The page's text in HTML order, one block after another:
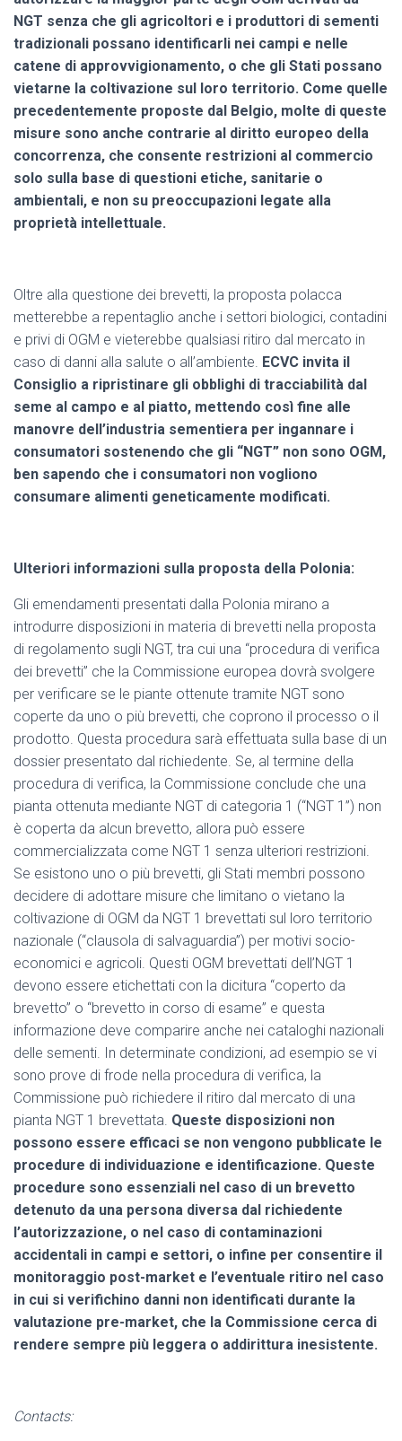
NGT senza che gli agricoltori e i produttori di sementi
tradizionali possano identificarli nei campi e nelle
catene di approvvigionamento, o che gli Stati possano
vietarne la coltivazione sul loro territorio. Come quelle
precedentemente proposte dal Belgio, molte di queste
misure sono anche contrarie al diritto europeo della
concorrenza, che consente restrizioni al commercio
solo sulla base di questioni etiche, sanitarie o
ambientali, e non su preoccupazioni legate alla
proprietà intellettuale.
Oltre alla questione dei brevetti, la proposta polacca
metterebbe a repentaglio anche i settori biologici, contadini
e privi di OGM e vieterebbe qualsiasi ritiro dal mercato in
caso di danni alla salute o all’ambiente. ECVC invita il
Consiglio a ripristinare gli obblighi di tracciabilità dal
seme al campo e al piatto, mettendo così fine alle
manovre dell’industria sementiera per ingannare i
consumatori sostenendo che gli “NGT” non sono OGM,
ben sapendo che i consumatori non vogliono
consumare alimenti geneticamente modificati.
Ulteriori informazioni sulla proposta della Polonia:
Gli emendamenti presentati dalla Polonia mirano a
introdurre disposizioni in materia di brevetti nella proposta
di regolamento sugli NGT, tra cui una “procedura di verifica
dei brevetti” che la Commissione europea dovrà svolgere
per verificare se le piante ottenute tramite NGT sono
coperte da uno o più brevetti, che coprono il processo o il
prodotto. Questa procedura sarà effettuata sulla base di un
dossier presentato dal richiedente. Se, al termine della
procedura di verifica, la Commissione conclude che una
pianta ottenuta mediante NGT di categoria 1 (“NGT 1”) non
è coperta da alcun brevetto, allora può essere
commercializzata come NGT 1 senza ulteriori restrizioni.
Se esistono uno o più brevetti, gli Stati membri possono
decidere di adottare misure che limitano o vietano la
coltivazione di OGM da NGT 1 brevettati sul loro territorio
nazionale (“clausola di salvaguardia”) per motivi socio-
economici e agricoli. Questi OGM brevettati dell’NGT 1
devono essere etichettati con la dicitura “coperto da
brevetto” o “brevetto in corso di esame” e questa
informazione deve comparire anche nei cataloghi nazionali
delle sementi. In determinate condizioni, ad esempio se vi
sono prove di frode nella procedura di verifica, la
Commissione può richiedere il ritiro dal mercato di una
pianta NGT 1 brevettata. Queste disposizioni non
possono essere efficaci se non vengono pubblicate le
procedure di individuazione e identificazione. Queste
procedure sono essenziali nel caso di un brevetto
detenuto da una persona diversa dal richiedente
l’autorizzazione, o nel caso di contaminazioni
accidentali in campi e settori, o infine per consentire il
monitoraggio post-market e l’eventuale ritiro nel caso
in cui si verifichino danni non identificati durante la
valutazione pre-market, che la Commissione cerca di
rendere sempre più leggera o addirittura inesistente.
Contacts: